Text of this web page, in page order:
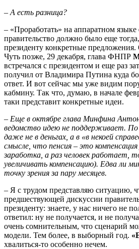
– А есть разница?
– «Проработать» на аппаратном языке
правительство должно было еще
президенту конкретные
Чуть позже, 29 декабря, глава ФНПР
встречался с президентом и еще раз
получил от Владимира Путина куда
ответ. И вот сейчас мы уже видим
кабмину. Так что, думаю, в начале
таки представит конкретные идеи.
– Еще в октябре глава Минфина
ведомство идею не поддерживает. По
даже не в деньгах, а в «в некоей
смысле, что пенсия – это
заработка, а раз человек работает,
увеличивать компенсацию). Едва ли
точку зрения за пару месяцев.
– Я с трудом представляю ситуацию,
предшествующей дискуссии
президенту: знаете, у нас ничего не
ответил: ну не получается, и не
очень сомнительным, что сценарий
модели. Тем более, в выборный год.
хвалиться-то особенно нечем.